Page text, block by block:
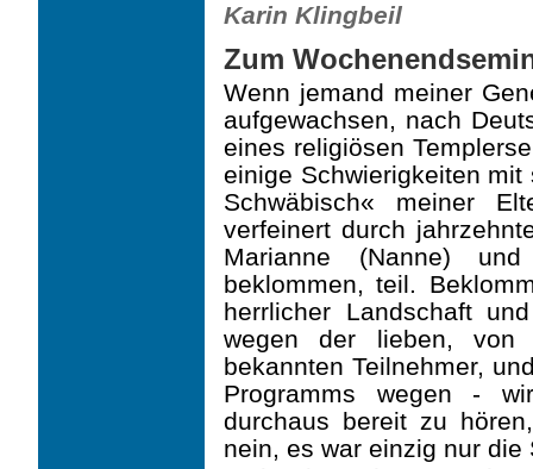
Karin Klingbeil
Zum
Wenn jemand meiner
aufgewachsen, nach
eines religiösen
einige Schwierigkeiten
Schwäbisch« meiner
verfeinert durch
Marianne (Nanne)
beklommen, teil.
herrlicher Landschaft
wegen der lieben, von
bekannten Teilnehmer,
Programms wegen -
durchaus bereit zu
nein, es war einzig nur die